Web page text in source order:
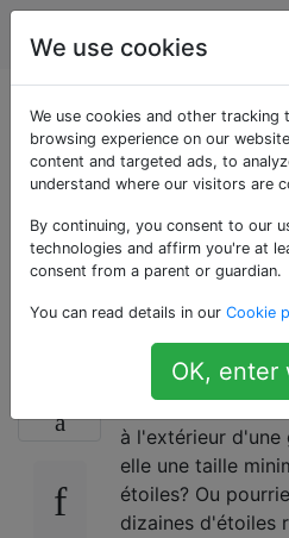
Astronomie
Des étoiles
former à
des
Est-il possible
suffisamment
à l'extérieur d'une
elle une taille
étoiles? Ou
dizaines d'étoiles
We use cookies
We use cookies and other
browsing experience on our
content and targeted ads, to
understand where our visitors are
By continuing, you consent to our
technologies and affirm you're at
consent from a parent or guardian.
You can read details in our Cookie
OK, enter